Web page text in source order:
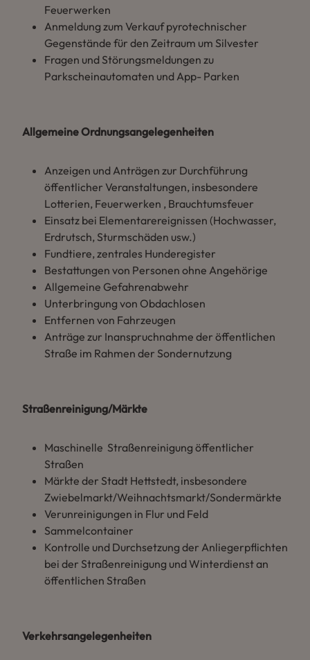
Feuerwerken
Anmeldung zum Verkauf pyrotechnischer
Gegenstände für den Zeitraum um Silvester
Fragen und Störungsmeldungen zu
Parkscheinautomaten und App- Parken
Allgemeine Ordnungsangelegenheiten
Anzeigen und Anträgen zur Durchführung
öffentlicher Veranstaltungen, insbesondere
Lotterien, Feuerwerken , Brauchtumsfeuer
Einsatz bei Elementarereignissen (Hochwasser,
Erdrutsch, Sturmschäden usw.)
Fundtiere, zentrales Hunderegister
Bestattungen von Personen ohne Angehörige
Allgemeine Gefahrenabwehr
Unterbringung von Obdachlosen
Entfernen von Fahrzeugen
Anträge zur Inanspruchnahme der öffentlichen
Straße im Rahmen der Sondernutzung
Straßenreinigung/Märkte
Maschinelle Straßenreinigung öffentlicher
Straßen
Märkte der Stadt Hettstedt, insbesondere
Zwiebelmarkt/Weihnachtsmarkt/Sondermärkte
Verunreinigungen in Flur und Feld
Sammelcontainer
Kontrolle und Durchsetzung der Anliegerpflichten
bei der Straßenreinigung und Winterdienst an
öffentlichen Straßen
Verkehrsangelegenheiten